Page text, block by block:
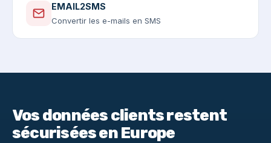
EMAIL2SMS
Convertir les e-mails en SMS
Vos données clients restent
sécurisées en Europe